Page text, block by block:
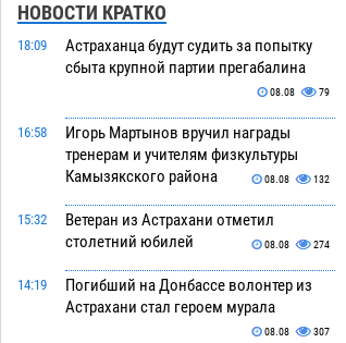
НОВОСТИ КРАТКО
18:09
Астраханца будут судить за попытку
сбыта крупной партии прегабалина
08.08 79
16:58
Игорь Мартынов вручил награды
тренерам и учителям физкультуры
Камызякского района
08.08 132
15:32
Ветеран из Астрахани отметил
столетний юбилей
08.08 274
14:19
Погибший на Донбассе волонтер из
Астрахани стал героем мурала
08.08 307